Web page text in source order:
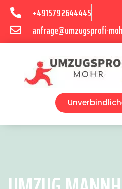
+4915792644445
anfrage@umzugsprofi-